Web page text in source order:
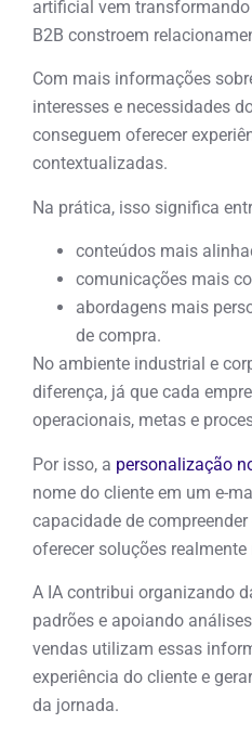
artificial vem
B2B constroem
Com mais informações
interesses e necessidades
conseguem oferecer
contextualizadas.
Na prática, isso significa
conteúdos mais
comunicações mais
abordagens mais
de compra.
No ambiente industrial e
diferença, já que cada
operacionais, metas e
Por isso, a personalização
nome do cliente em um e-
capacidade de
oferecer soluções realmente
A IA contribui organizando
padrões e apoiando
vendas utilizam essas
experiência do cliente e
da jornada.